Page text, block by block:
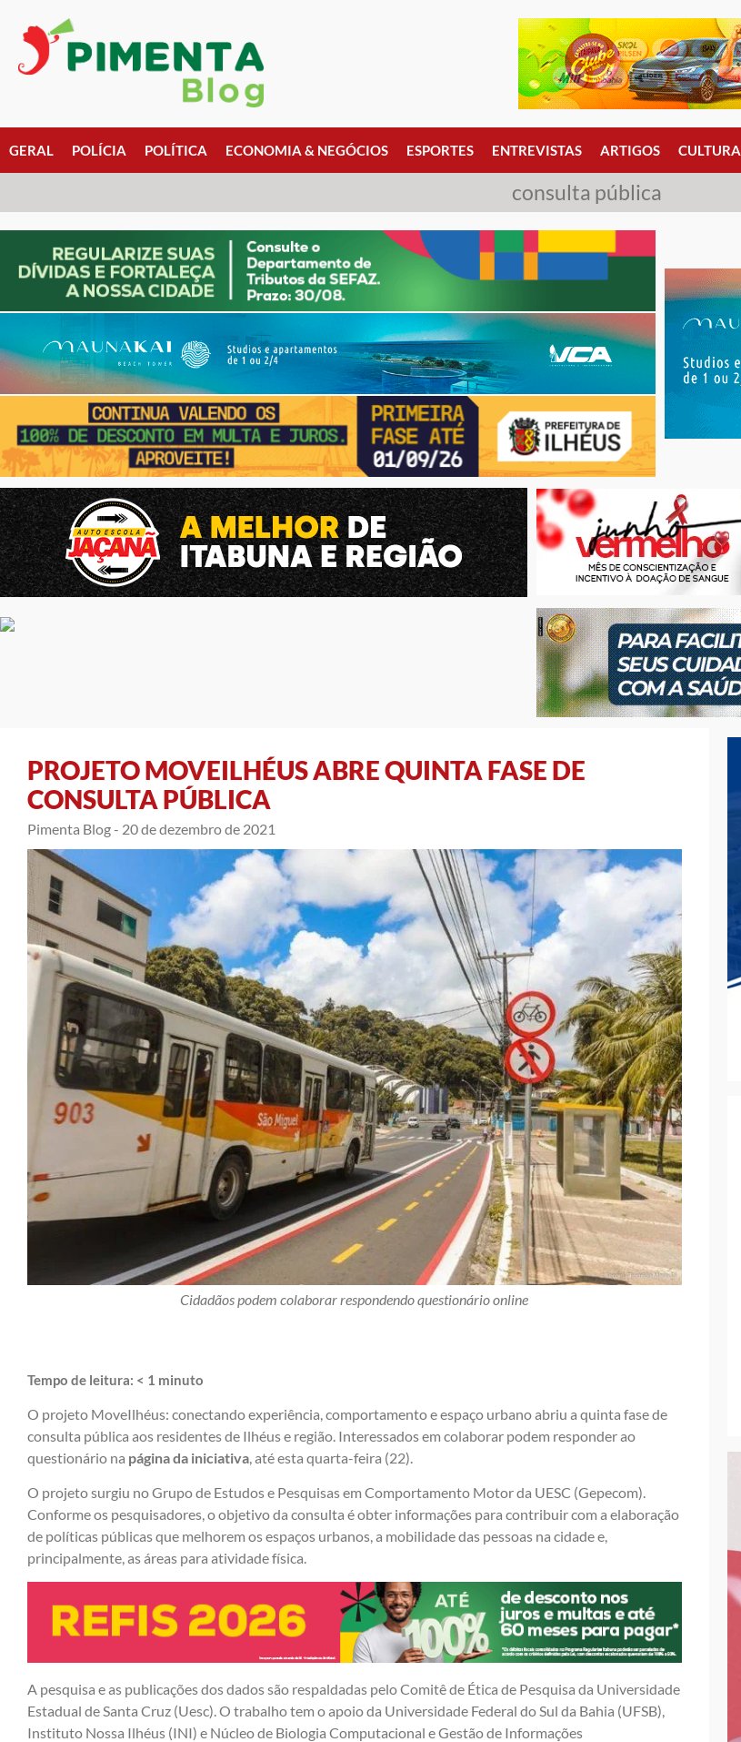
GERAL POLÍCIA POLÍTICA ECONOMIA & NEGÓCIOS ESPORTES ENTREVISTAS ARTIGOS CULTURA
consulta pública
PROJETO MOVEILHÉUS ABRE QUINTA FASE DE
CONSULTA PÚBLICA
Pimenta Blog - 20 de dezembro de 2021
Cidadãos podem colaborar respondendo questionário online
Tempo de leitura: < 1 minuto
O projeto MoveIlhéus: conectando experiência, comportamento e espaço urbano abriu a quinta fase de
consulta pública aos residentes de Ilhéus e região. Interessados em colaborar podem responder ao
questionário na página da iniciativa , até esta quarta-feira (22).
O projeto surgiu no Grupo de Estudos e Pesquisas em Comportamento Motor da UESC (Gepecom).
Conforme os pesquisadores, o objetivo da consulta é obter informações para contribuir com a elaboração
de políticas públicas que melhorem os espaços urbanos, a mobilidade das pessoas na cidade e,
principalmente, as áreas para atividade física.
A pesquisa e as publicações dos dados são respaldadas pelo Comitê de Ética de Pesquisa da Universidade
Estadual de Santa Cruz (Uesc). O trabalho tem o apoio da Universidade Federal do Sul da Bahia (UFSB),
Instituto Nossa Ilhéus (INI) e Núcleo de Biologia Computacional e Gestão de Informações